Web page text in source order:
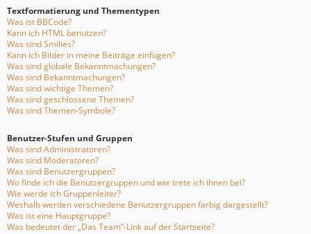
Textformatierung und Thementypen
Was ist BBCode?
Kann ich HTML benutzen?
Was sind Smilies?
Kann ich Bilder in meine Beiträge einfügen?
Was sind globale Bekanntmachungen?
Was sind Bekanntmachungen?
Was sind wichtige Themen?
Was sind geschlossene Themen?
Was sind Themen-Symbole?
Benutzer-Stufen und Gruppen
Was sind Administratoren?
Was sind Moderatoren?
Was sind Benutzergruppen?
Wo finde ich die Benutzergruppen und wie trete ich ihnen bei?
Wie werde ich Gruppenleiter?
Weshalb werden verschiedene Benutzergruppen farbig dargestellt?
Was ist eine Hauptgruppe?
Was bedeutet der „Das Team“-Link auf der Startseite?